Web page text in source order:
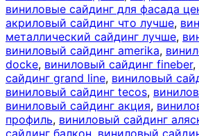
виниловые сайдинг для фасада
акриловый сайдинг что лучше,
металлический сайдинг лучше,
виниловый сайдинг amerika,
docke, виниловый сайдинг fineber,
сайдинг grand line, виниловый
виниловый сайдинг tecos,
виниловый сайдинг акция,
профиль, виниловый сайдинг
сайдинг балкон, виниловый